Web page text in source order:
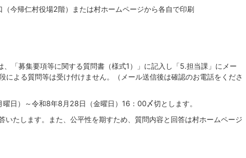
今帰仁村役場2階）または村ホームページから各自で印刷
、「募集要項等に関する質問書（様式1）」に記入し「5.担当課」にメー
による質問等は受け付けません。（メール送信後は確認のお電話をくださ
日）～令和8年8月28日（金曜日）16：00〆切とします。
いたします。また、公平性を期すため、質問内容と回答は村ホームページ